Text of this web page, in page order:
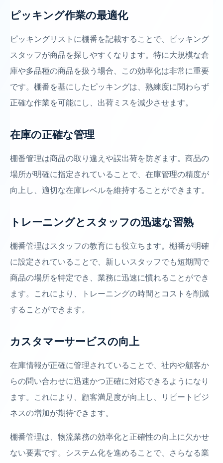
ピッキング作業の最適化
ピッキングリストに棚番を記載することで、ピッキング
スタッフが商品を探しやすくなります。特に大規模な倉
庫や多品種の商品を扱う場合、この効率化は非常に重要
です。棚番を基にしたピッキングは、熟練度に関わらず
正確な作業を可能にし、出荷ミスを減少させます。
在庫の正確な管理
棚番管理は商品の取り違えや誤出荷を防ぎます。商品の
場所が明確に指定されていることで、在庫管理の精度が
向上し、適切な在庫レベルを維持することができます。
トレーニングとスタッフの迅速な習熟
棚番管理はスタッフの教育にも役立ちます。棚番が明確
に設定されていることで、新しいスタッフでも短期間で
商品の場所を特定でき、業務に迅速に慣れることができ
ます。これにより、トレーニングの時間とコストを削減
することができます。
カスタマーサービスの向上
在庫情報が正確に管理されていることで、社内や顧客か
らの問い合わせに迅速かつ正確に対応できるようになり
ます。これにより、顧客満足度が向上し、リピートビジ
ネスの増加が期待できます。
棚番管理は、物流業務の効率化と正確性の向上に欠かせ
ない要素です。システム化を進めることで、さらなる業